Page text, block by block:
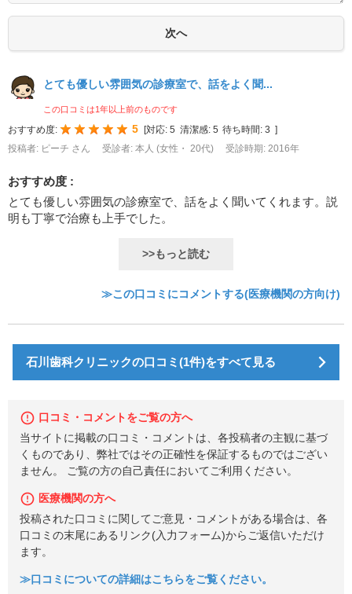
とても優しい雰囲気の診療室で、話をよく聞...
この口コミは1年以上前のものです
おすすめ度: 5 対応: 5 清潔感: 5 待ち時間: 3
投稿者: ピーチ さん
受診者: 本人 (女性・ 20代) 受診時期: 2016年
おすすめ度 :
とても優しい雰囲気の診療室で、話をよく聞いてくれます。説
明も丁寧で治療も上手でした。
>>もっと読む
≫この口コミにコメントする(医療機関の方向け)
石川歯科クリニックの口コミ(1件)をすべて見る
口コミ・コメントをご覧の方へ
当サイトに掲載の口コミ・コメントは、各投稿者の主観に基づ
くものであり、弊社ではその正確性を保証するものではござい
ません。 ご覧の方の自己責任においてご利用ください。
医療機関の方へ
投稿された口コミに関してご意見・コメントがある場合は、各
口コミの末尾にあるリンク(入力フォーム)からご返信いただけ
ます。
≫口コミについての詳細はこちらをご覧ください。